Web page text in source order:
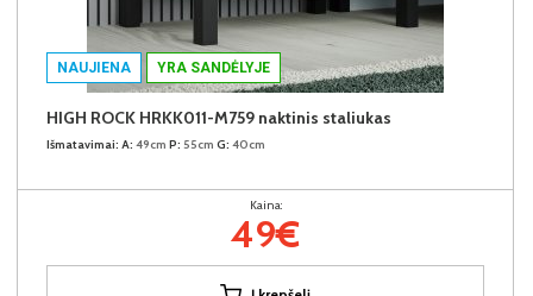
NAUJIENA YRA SANDĖLYJE
HIGH ROCK HRKK011-M759 naktinis staliukas
Išmatavimai: A: 49cm P: 55cm G: 40cm
Kaina:
49€